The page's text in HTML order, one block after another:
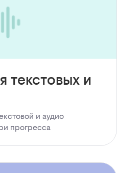
текстовых и
и аудио
прогресса